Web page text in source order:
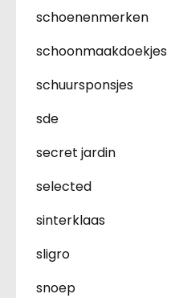
schoenenmerken
schoonmaakdoekjes
schuursponsjes
sde
secret jardin
selected
sinterklaas
sligro
snoep